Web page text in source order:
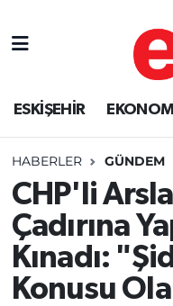
ESKİŞEHİR EKONOMİ
HABERLER GÜNDEM
CHP'li
Çadırına
Kınadı:
Konusu